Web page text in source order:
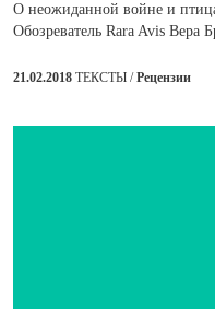
О неожиданной войне и
Обозреватель Rara Avis Вера
21.02.2018 ТЕКСТЫ /Рецензии